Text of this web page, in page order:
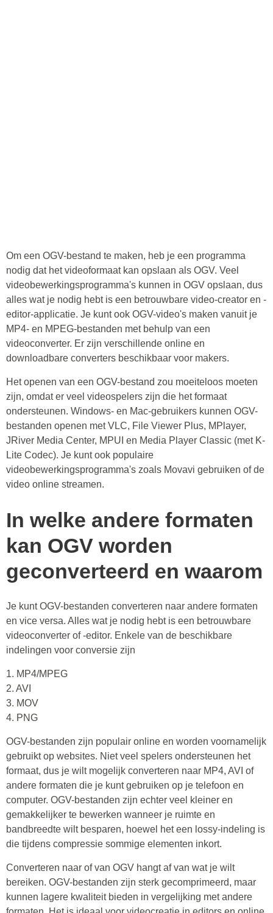
Om een OGV-bestand te maken, heb je een programma
nodig dat het videoformaat kan opslaan als OGV. Veel
videobewerkingsprogramma's kunnen in OGV opslaan, dus
alles wat je nodig hebt is een betrouwbare video-creator en -
editor-applicatie. Je kunt ook OGV-video's maken vanuit je
MP4- en MPEG-bestanden met behulp van een
videoconverter. Er zijn verschillende online en
downloadbare converters beschikbaar voor makers.
Het openen van een OGV-bestand zou moeiteloos moeten
zijn, omdat er veel videospelers zijn die het formaat
ondersteunen. Windows- en Mac-gebruikers kunnen OGV-
bestanden openen met VLC, File Viewer Plus, MPlayer,
JRiver Media Center, MPUI en Media Player Classic (met K-
Lite Codec). Je kunt ook populaire
videobewerkingsprogramma's zoals Movavi gebruiken of de
video online streamen.
In welke andere formaten
kan OGV worden
geconverteerd en waarom
Je kunt OGV-bestanden converteren naar andere formaten
en vice versa. Alles wat je nodig hebt is een betrouwbare
videoconverter of -editor. Enkele van de beschikbare
indelingen voor conversie zijn
1. MP4/MPEG
2. AVI
3. MOV
4. PNG
OGV-bestanden zijn populair online en worden voornamelijk
gebruikt op websites. Niet veel spelers ondersteunen het
formaat, dus je wilt mogelijk converteren naar MP4, AVI of
andere formaten die je kunt gebruiken op je telefoon en
computer. OGV-bestanden zijn echter veel kleiner en
gemakkelijker te bewerken wanneer je ruimte en
bandbreedte wilt besparen, hoewel het een lossy-indeling is
die tijdens compressie sommige elementen inkort.
Converteren naar of van OGV hangt af van wat je wilt
bereiken. OGV-bestanden zijn sterk gecomprimeerd, maar
kunnen lagere kwaliteit bieden in vergelijking met andere